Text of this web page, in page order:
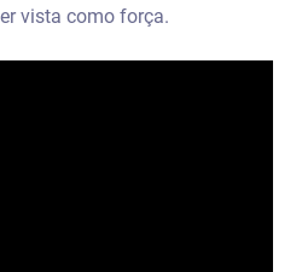
vista como força.